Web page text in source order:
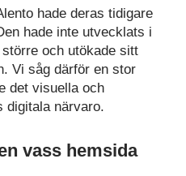
hade deras tidigare
hade inte utvecklats i
och utökade sitt
Vi såg därför en stor
det visuella och
digitala närvaro.
vass hemsida